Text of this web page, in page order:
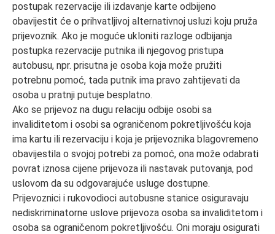
postupak rezervacije ili izdavanje karte odbijeno
obavijestit će o prihvatljivoj alternativnoj usluzi koju pruža
prijevoznik. Ako je moguće ukloniti razloge odbijanja
postupka rezervacije putnika ili njegovog pristupa
autobusu, npr. prisutna je osoba koja može pružiti
potrebnu pomoć, tada putnik ima pravo zahtijevati da
osoba u pratnji putuje besplatno.
Ako se prijevoz na dugu relaciju odbije osobi sa
invaliditetom i osobi sa ograničenom pokretljivošću koja
ima kartu ili rezervaciju i koja je prijevoznika blagovremeno
obavijestila o svojoj potrebi za pomoć, ona može odabrati
povrat iznosa cijene prijevoza ili nastavak putovanja, pod
uslovom da su odgovarajuće usluge dostupne.
Prijevoznici i rukovodioci autobusne stanice osiguravaju
nediskriminatorne uslove prijevoza osoba sa invaliditetom i
osoba sa ograničenom pokretljivošću. Oni moraju osigurati